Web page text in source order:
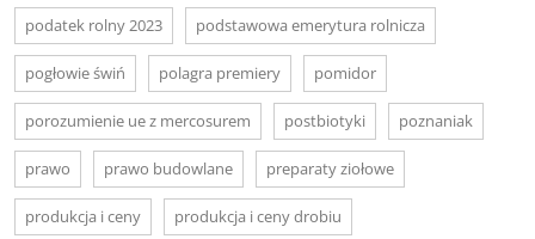
podatek rolny 2023 podstawowa emerytura rolnicza
pogłowie świń polagra premiery pomidor
porozumienie ue z mercosurem postbiotyki poznaniak
prawo prawo budowlane preparaty ziołowe
produkcja i ceny produkcja i ceny drobiu